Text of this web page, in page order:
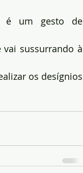
é um gesto de
sussurrando à
os desígnios